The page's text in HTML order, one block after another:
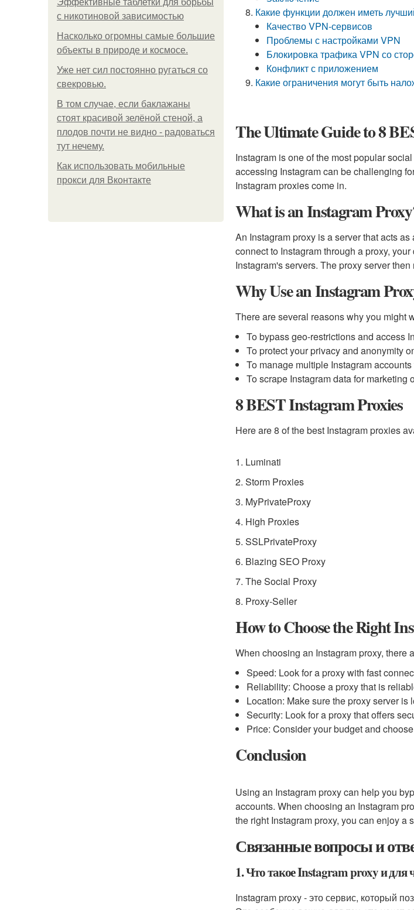
Эффективные таблетки для борьбы
с никотиновой зависимостью
Насколько огромны самые большие
объекты в природе и космосе.
Уже нет сил постоянно ругаться со
свекровью.
В том случае, если баклажаны
стоят красивой зелёной стеной, а
плодов почти не видно - радоваться
тут нечему.
Как использовать мобильные
прокси для Вконтакте
Какие функции должен иметь
Качество VPN-сервисов
Проблемы с настройками VPN
Блокировка трафика VPN со
Конфликт с приложением
Какие ограничения могут быть
The Ultimate Guide to 8
Instagram is one of the most popular
accessing Instagram can be challenging
Instagram proxies come in.
What is an Instagram
An Instagram proxy is a server that acts
connect to Instagram through a proxy,
Instagram's servers. The proxy server
Why Use an Instagram
There are several reasons why you might
To bypass geo-restrictions and access
To protect your privacy and anonymity
To manage multiple Instagram
To scrape Instagram data for marketing
8 BEST Instagram Proxies
Here are 8 of the best Instagram proxies
1. Luminati
2. Storm Proxies
3. MyPrivateProxy
4. High Proxies
5. SSLPrivateProxy
6. Blazing SEO Proxy
7. The Social Proxy
8. Proxy-Seller
How to Choose the Right
When choosing an Instagram proxy, there
Speed: Look for a proxy with fast
Reliability: Choose a proxy that is
Location: Make sure the proxy server
Security: Look for a proxy that offers
Price: Consider your budget and
Conclusion
Using an Instagram proxy can help you
accounts. When choosing an Instagram
the right Instagram proxy, you can enjoy
Связанные вопросы и
1. Что такое Instagram proxy и для
Instagram proxy - это сервис, который